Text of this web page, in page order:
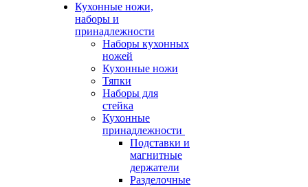
Кухонные ножи,
наборы и
принадлежности
Наборы кухонных
ножей
Кухонные ножи
Тяпки
Наборы для
стейка
Кухонные
принадлежности
Подставки и
магнитные
держатели
Разделочные